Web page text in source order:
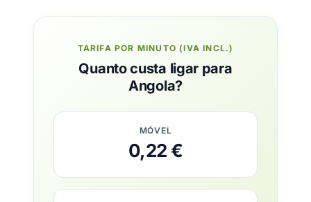
TARIFA POR MINUTO (IVA INCL.)
Quanto custa ligar para
Angola?
MÓVEL
0,22 €